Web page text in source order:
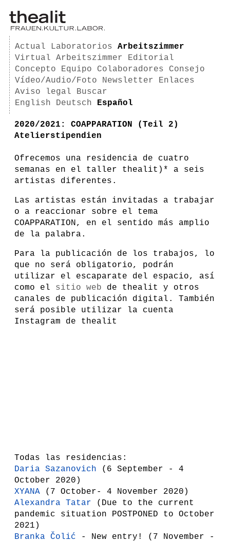
Actual Laboratorios
Arbeitszimmer
Virtual Arbeitszimmer
Editorial
Concepto
Equipo Colaboradores
Consejo
Vídeo/Audio/Foto
Newsletter
Enlaces
Aviso legal
Buscar
English
Deutsch Español
2020/2021: COAPPARATION (Teil 2)
Atelierstipendien
Ofrecemos una residencia de cuatro
semanas en el taller thealit)* a seis
artistas diferentes.
Las artistas están invitadas a trabajar
o a reaccionar sobre el tema
COAPPARATION, en el sentido más amplio
de la palabra.
Para la publicación de los trabajos, lo
que no será obligatorio, podrán
utilizar el escaparate del espacio, así
como el sitio web de thealit y otros
canales de publicación digital. También
será posible utilizar la cuenta
Instagram de thealit
Todas las residencias:
Daria Sazanovich (6 September - 4
October 2020)
XYANA
(7 October- 4 November 2020)
Alexandra Tatar ( Due to the current
pandemic situation POSTPONED to October
2021)
Branka Čolić
- New entry!
(7 November -